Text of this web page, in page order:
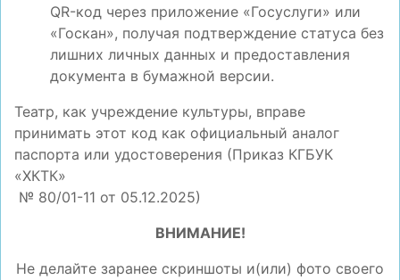
QR-код через приложение «Госуслуги» или
«Госкан», получая подтверждение статуса без
лишних личных данных и предоставления
документа в бумажной версии.
Театр, как учреждение культуры, вправе
принимать этот код как официальный аналог
паспорта или удостоверения (Приказ КГБУК
«ХКТК»
№ 80/01-11 от 05.12.2025)
ВНИМАНИЕ!
Не делайте заранее скриншоты и(или) фото своего